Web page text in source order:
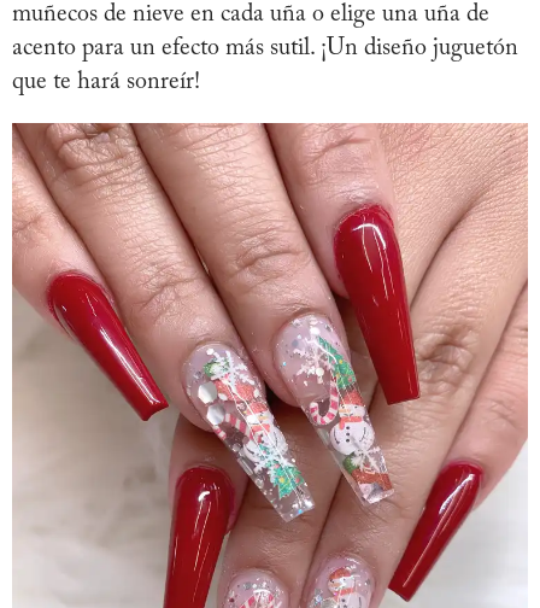
muñecos de nieve en cada uña o elige una uña de
acento para un efecto más sutil. ¡Un diseño juguetón
que te hará sonreír!